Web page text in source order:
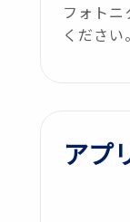
フォト
ください。
アプ